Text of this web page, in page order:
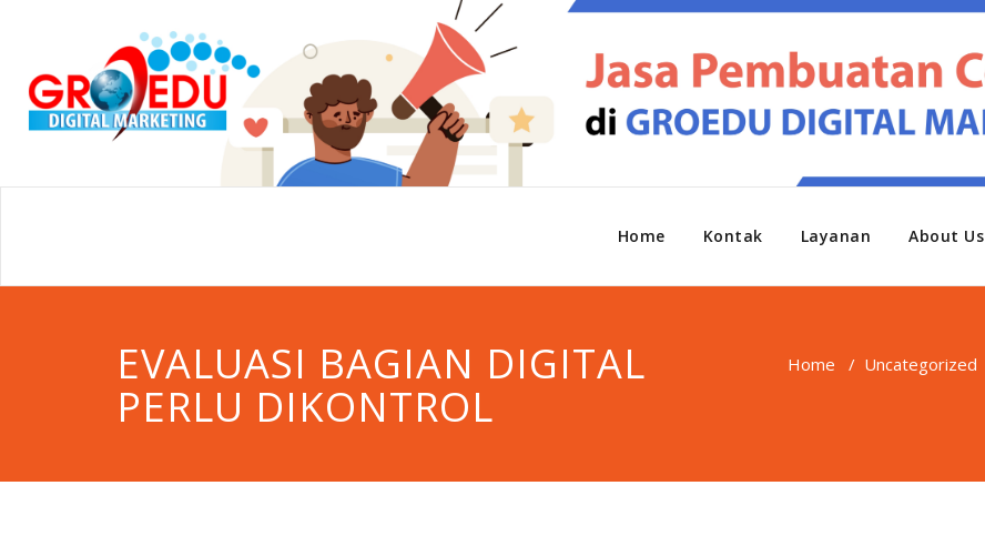
Home Kontak Layanan About Us
EVALUASI BAGIAN DIGITAL
PERLU DIKONTROL
Home / Uncategorized